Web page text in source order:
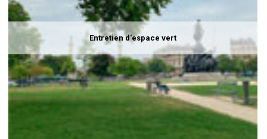
Entretien d'espace vert